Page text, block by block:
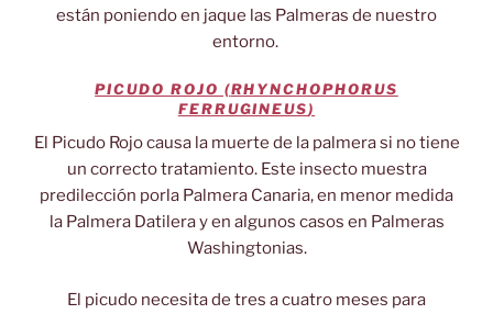
están poniendo en jaque las Palmeras de nuestro
entorno.
PICUDO ROJO (RHYNCHOPHORUS
FERRUGINEUS)
El Picudo Rojo causa la muerte de la palmera si no tiene
un correcto tratamiento. Este insecto muestra
predilección porla Palmera Canaria, en menor medida
la Palmera Datilera y en algunos casos en Palmeras
Washingtonias.
El picudo necesita de tres a cuatro meses para